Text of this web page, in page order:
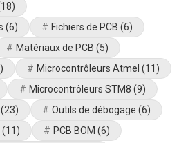
(6) Fichiers de PCB (6)
Matériaux de PCB (5)
Microcontrôleurs Atmel (11)
Microcontrôleurs STM8 (9)
(23) Outils de débogage (6)
(11) PCB BOM (6)